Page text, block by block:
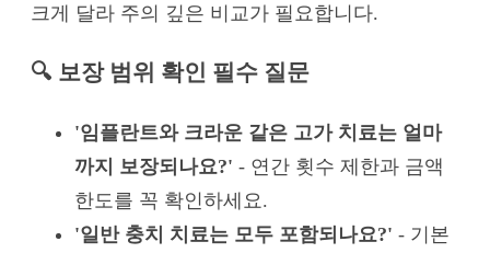
크게 달라 주의 깊은 비교가 필요합니다.
🔍 보장 범위 확인 필수 질문
'임플란트와 크라운 같은 고가 치료는 얼마
까지 보장되나요?' - 연간 횟수 제한과 금액
한도를 꼭 확인하세요.
'일반 충치 치료는 모두 포함되나요?' - 기본